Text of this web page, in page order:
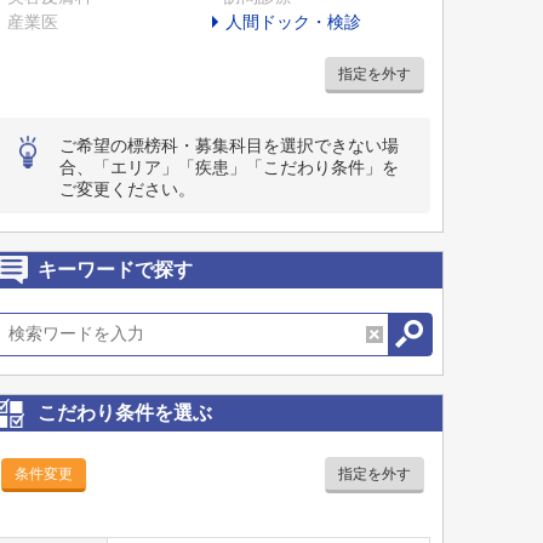
産業医
人間ドック・検診
指定を外す
ご希望の標榜科・募集科目を選択できない場
合、「エリア」「疾患」「こだわり条件」を
ご変更ください。
キーワードで探す
こだわり条件を選ぶ
条件変更 指定を外す